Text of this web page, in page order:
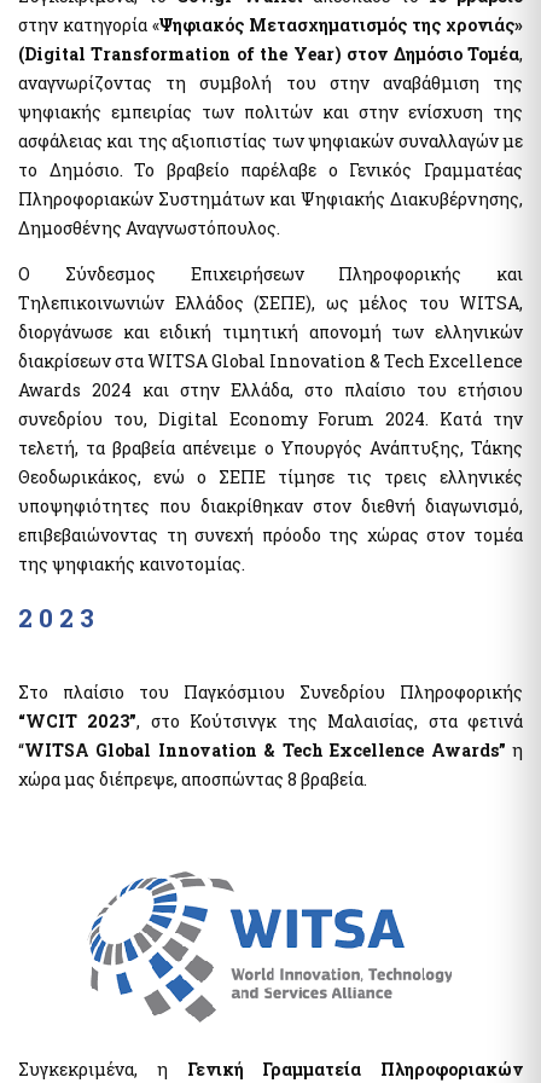
The Transport Equivalent
Citizens Information and Remote Service
myConsulLive
myKEPlive
Online appointment request at Citizens' Service Center
(KEP)
myEFKALive - Teleconferencing service from e-EFKA
DYPA Rendezvous Platform by Physical Presence
myDimoslive - Teleconferencing service from your
Municipality
myKTIMATOLOGIOlive - Teleconferencing service from the
Hellenic Land Registry
myAADElive - Εξυπηρέτηση με τηλεδιάσκεψη από την
Ανεξάρτητη Αρχή Δημοσίων Εσόδων (Α.Α.Δ.Ε.)
myEGDIXlive - Service by video conference or telephone
communication & with physical presence (General
Information for Debt Management) from the Gener. Secret.
of the Financial Sector & Private Debt Management of the
Ministry of National Economy & Finance
myPyrasfaleialive - Service by video conference, telephone
communication or physical presence from the Preventive
Greece
Other Services
Digital Register of Members of Fan Clubs
Pythia: Research project for the development of chatbots
Special Electoral Compensation Payment Service for
Parliamentary Elections of 21 May 2023
Special Electoral Compensation Payment Service for
Parliamentary Elections of June 25 2023
στην κατηγορία «Ψηφιακός Μετασχηματισμός της χρονιάς»
(Digital Transformation of the Year) στον Δημόσιο Τομέα,
αναγνωρίζοντας τη συμβολή του στην αναβάθμιση της
ψηφιακής εμπειρίας των πολιτών και στην ενίσχυση της
ασφάλειας και της αξιοπιστίας των ψηφιακών συναλλαγών με
το Δημόσιο. Το βραβείο παρέλαβε ο Γενικός Γραμματέας
Πληροφοριακών Συστημάτων και Ψηφιακής Διακυβέρνησης,
Δημοσθένης Αναγνωστόπουλος.
Ο Σύνδεσμος Επιχειρήσεων Πληροφορικής και
Τηλεπικοινωνιών Ελλάδος (ΣΕΠΕ), ως μέλος του WITSA,
διοργάνωσε και ειδική τιμητική απονομή των ελληνικών
διακρίσεων στα WITSA Global Innovation & Tech Excellence
Awards 2024 και στην Ελλάδα, στο πλαίσιο του ετήσιου
συνεδρίου του, Digital Economy Forum 2024. Κατά την
τελετή, τα βραβεία απένειμε ο Υπουργός Ανάπτυξης, Τάκης
Θεοδωρικάκος, ενώ ο ΣΕΠΕ τίμησε τις τρεις ελληνικές
υποψηφιότητες που διακρίθηκαν στον διεθνή διαγωνισμό,
επιβεβαιώνοντας τη συνεχή πρόοδο της χώρας στον τομέα
της ψηφιακής καινοτομίας.
2 0 2 3
Στο πλαίσιο του Παγκόσμιου Συνεδρίου Πληροφορικής
“WCIT 2023”, στο Κούτσινγκ της Μαλαισίας, στα φετινά
“WITSA Global Innovation & Tech Excellence Awards” η
χώρα μας διέπρεψε, αποσπώντας 8 βραβεία.
Συγκεκριμένα, η Γενική Γραμματεία Πληροφοριακών